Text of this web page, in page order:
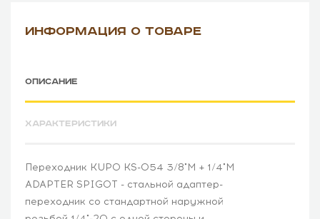
ИНФОРМАЦИЯ О ТОВАРЕ
ОПИСАНИЕ
ХАРАКТЕРИСТИКИ
Переходник KUPO KS-054 3/8"M + 1/4"M
ADAPTER SPIGOT - стальной адаптер-
переходник со стандартной наружной